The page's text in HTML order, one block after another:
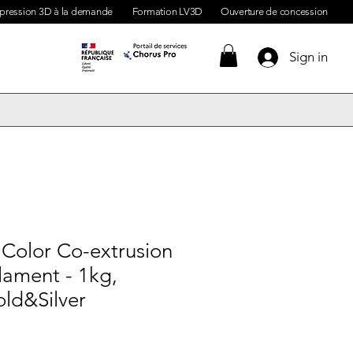
3D à la demande Formation LV3D Ouverture de concession
Sign in
Co-extrusion
- 1kg,